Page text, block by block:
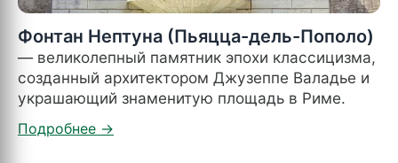
Фонтан Нептуна (Пьяцца-дель-Пополо)
— великолепный памятник эпохи классицизма,
созданный архитектором Джузеппе Валадье и
украшающий знаменитую площадь в Риме.